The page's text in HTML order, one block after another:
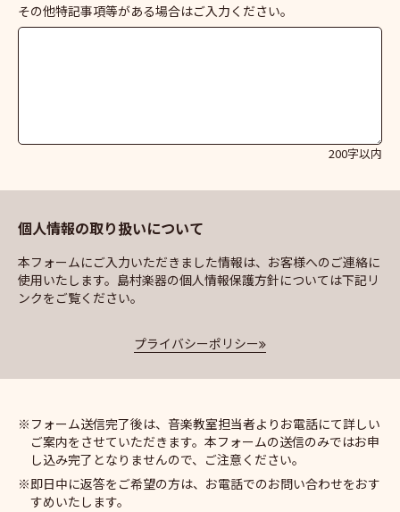
その他特記事項等がある場合はご入力ください。
200字以内
個人情報の取り扱いについて
本フォームにご入力いただきました情報は、お客様へのご連絡に
使用いたします。島村楽器の個人情報保護方針については下記リ
ンクをご覧ください。
プライバシーポリシー
フォーム送信完了後は、音楽教室担当者よりお電話にて詳しい
ご案内をさせていただきます。本フォームの送信のみではお申
し込み完了となりませんので、ご注意ください。
即日中に返答をご希望の方は、お電話でのお問い合わせをおす
すめいたします。